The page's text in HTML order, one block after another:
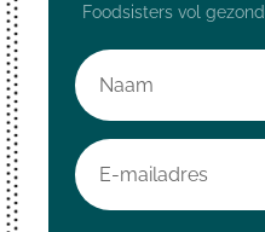
Foodsisters vol